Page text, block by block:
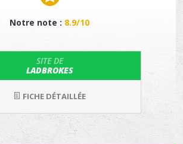
Notre note : 8.9/10
SITE DE
LADBROKES
FICHE DÉTAILLÉE